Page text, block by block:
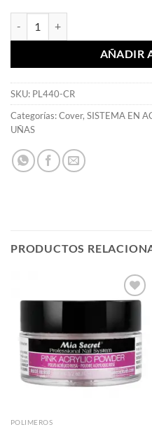
AÑADIR
SKU: PL440-CR
Categorías:Cover, SISTEMA EN
UÑAS
PRODUCTOS
Añadir
deseos
POLIMEROS